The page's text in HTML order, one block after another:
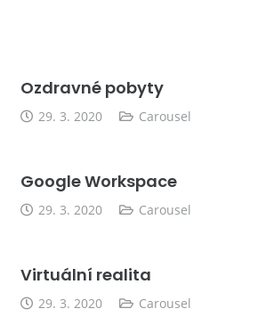
Ozdravné pobyty
29. 3. 2020 Carousel
Google Workspace
29. 3. 2020 Carousel
Virtuální realita
29. 3. 2020 Carousel